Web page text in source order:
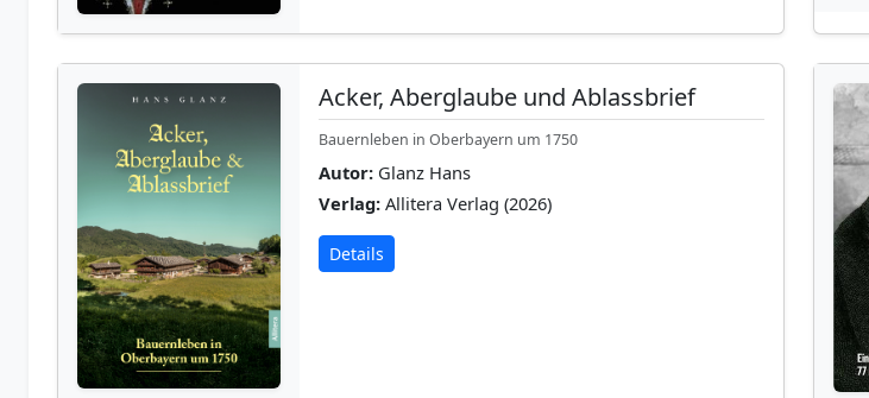
Acker, Aberglaube und Ablassbrief
Bauernleben in Oberbayern um 1750
Autor: Glanz Hans
Verlag: Allitera Verlag (2026)
Details